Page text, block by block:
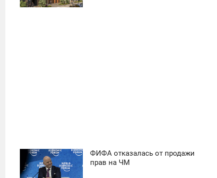
ФИФА отказалась от продажи
прав на ЧМ